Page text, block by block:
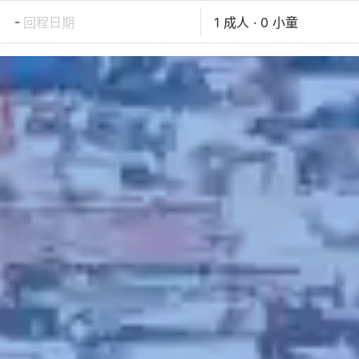
- 回程日期 1 成人 · 0 小童